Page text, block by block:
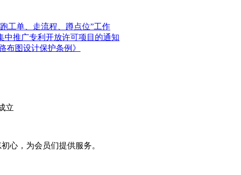
工单、走流程、蹲点位”工作
中推广专利开放许可项目的通知
布图设计保护条例》
立
心，为会员们提供服务。